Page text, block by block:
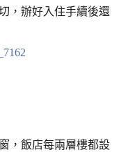
，辦好入住手續後還
，飯店每兩層樓都設